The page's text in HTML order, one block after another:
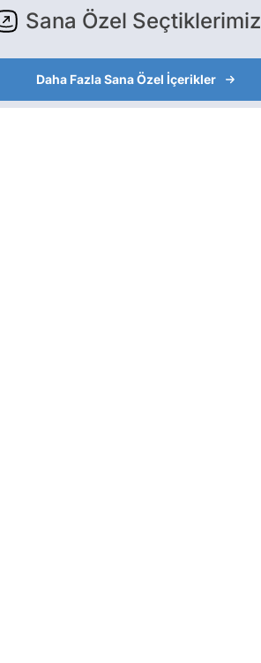
Sana Özel Seçtiklerimiz
Daha Fazla Sana Özel İçerikler